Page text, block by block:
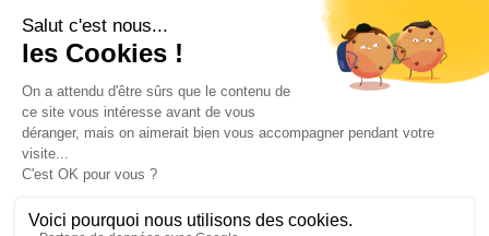
Facebook
Instagram
1 rue du Bouleu
14970 ST AUBIN
D’ARQUENAY
02 31 97 49 09
Mentions légales ©Design & Développement